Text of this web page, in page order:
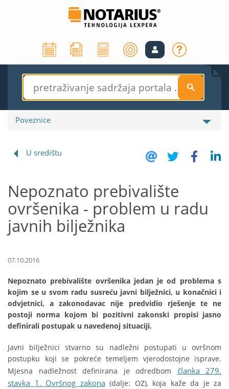
S
Poveznice
U središtu
Nepoznato prebivalište
ovršenika - problem u radu
javnih bilježnika
07.10.2016
Nepoznato prebivalište ovršenika jedan je od problema s
kojim se u svom radu susreću javni bilježnici, u konačnici i
odvjetnici, a zakonodavac nije predvidio rješenje te ne
postoji norma kojom bi pozitivni zakonski propisi jasno
definirali postupak u navedenoj situaciji.
Javni bilježnici stvarno su nadležni postupati u ovršnom
postupku koji se pokreće temeljem vjerodostojne isprave.
Mjesna nadležnost definirana je odredbom članka 279.
stavka 1. Ovršnog zakona(dalje: OZ), koja kaže da je za